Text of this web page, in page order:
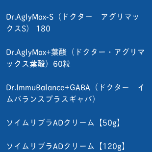
Dr.AglyMax-S（ドクター アグリマッ
クスS） 180
Dr.AglyMax+葉酸（ドクター・アグリマ
ックス葉酸）60粒
Dr.ImmuBalance+GABA（ドクター イ
ムバランスプラスギャバ）
ソイムリブラADクリーム【50g】
ソイムリブラADクリーム【120g】